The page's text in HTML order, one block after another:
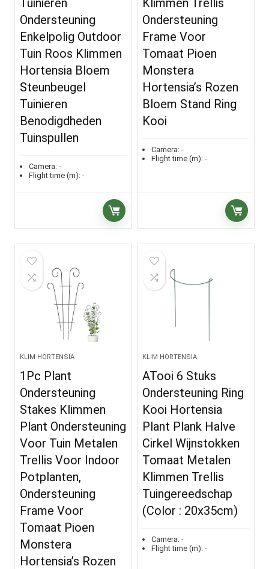
Ondersteuning
Enkelpolig Outdoor
Tuin Roos Klimmen
Hortensia Bloem
Steunbeugel
Tuinieren
Benodigdheden
Tuinspullen
Camera: -
Flight time (m): -
Ondersteuning
Frame Voor
Tomaat Pioen
Monstera
Hortensia’s Rozen
Bloem Stand Ring
Kooi
Camera: -
Flight time (m): -
KLIM HORTENSIA
1Pc Plant
Ondersteuning
Stakes Klimmen
Plant Ondersteuning
Voor Tuin Metalen
Trellis Voor Indoor
Potplanten,
Ondersteuning
Frame Voor
Tomaat Pioen
Monstera
Hortensia’s Rozen
KLIM HORTENSIA
ATooi 6 Stuks
Ondersteuning Ring
Kooi Hortensia
Plant Plank Halve
Cirkel Wijnstokken
Tomaat Metalen
Klimmen Trellis
Tuingereedschap
(Color : 20x35cm)
Camera: -
Flight time (m): -